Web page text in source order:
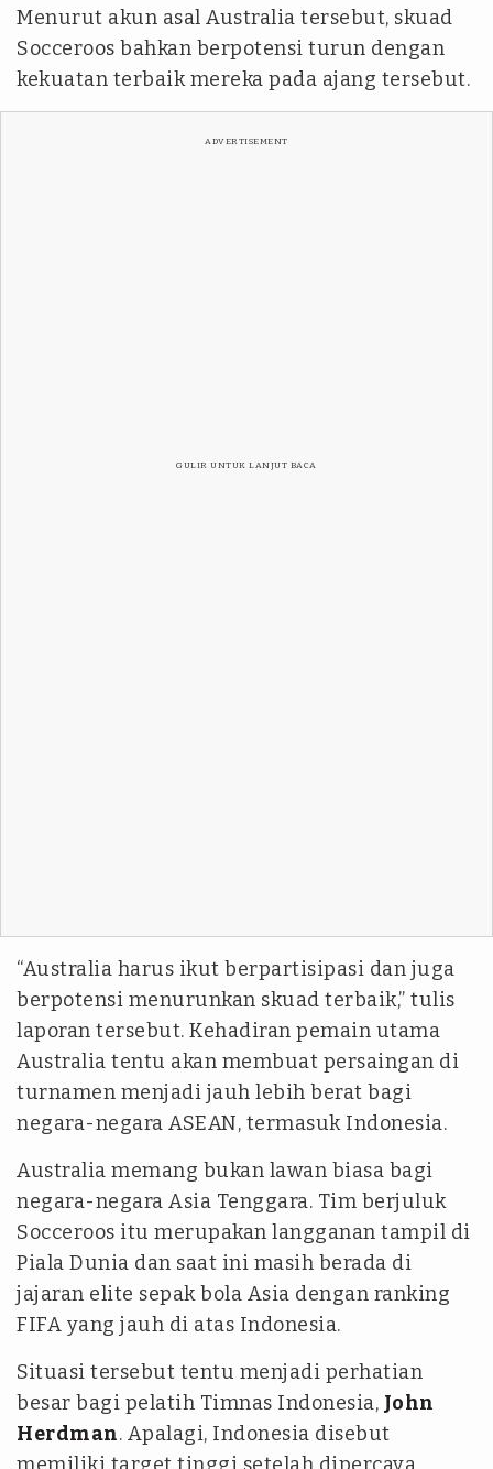
Menurut akun asal Australia tersebut, skuad
Socceroos bahkan berpotensi turun dengan
kekuatan terbaik mereka pada ajang tersebut.
ADVERTISEMENT
GULIR UNTUK LANJUT BACA
“Australia harus ikut berpartisipasi dan juga
berpotensi menurunkan skuad terbaik,” tulis
laporan tersebut. Kehadiran pemain utama
Australia tentu akan membuat persaingan di
turnamen menjadi jauh lebih berat bagi
negara-negara ASEAN, termasuk Indonesia.
Australia memang bukan lawan biasa bagi
negara-negara Asia Tenggara. Tim berjuluk
Socceroos itu merupakan langganan tampil di
Piala Dunia dan saat ini masih berada di
jajaran elite sepak bola Asia dengan ranking
FIFA yang jauh di atas Indonesia.
Situasi tersebut tentu menjadi perhatian
besar bagi pelatih Timnas Indonesia, John
Herdman. Apalagi, Indonesia disebut